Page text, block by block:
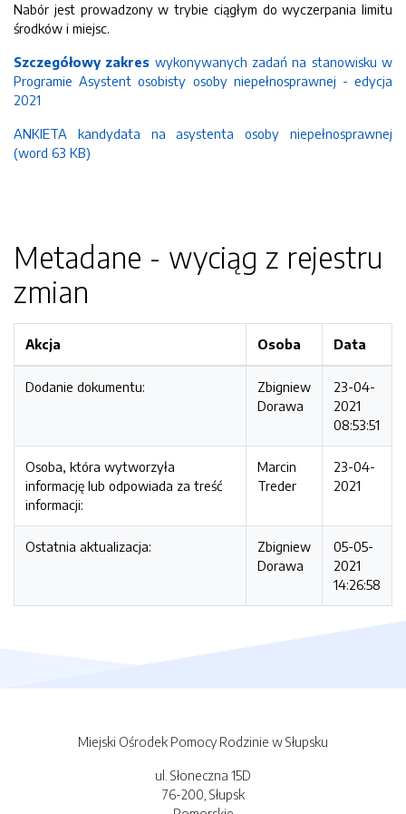
Nabór jest prowadzony w trybie ciągłym do wyczerpania limitu
środków i miejsc.
Szczegółowy zakres wykonywanych zadań na stanowisku w
Programie Asystent osobisty osoby niepełnosprawnej - edycja
2021
ANKIETA kandydata na asystenta osoby niepełnosprawnej
(word 63 KB)
Metadane - wyciąg z rejestru
zmian
Akcja Osoba Data
Dodanie dokumentu:
Zbigniew
Dorawa
23-04-
2021
08:53:51
Osoba, która wytworzyła
informację lub odpowiada za treść
informacji:
Marcin
Treder
23-04-
2021
Ostatnia aktualizacja:
Zbigniew
Dorawa
05-05-
2021
14:26:58
Miejski Ośrodek Pomocy Rodzinie w Słupsku
ul. Słoneczna 15D
76-200, Słupsk